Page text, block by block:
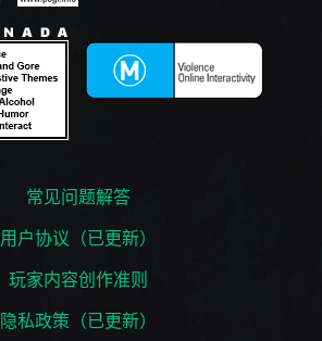
常见问题解答
用户协议（已更新）
玩家内容创作准则
隐私政策（已更新）